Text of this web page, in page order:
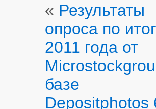
« Результаты
опроса по
2011 года от
базе
Depositphotos